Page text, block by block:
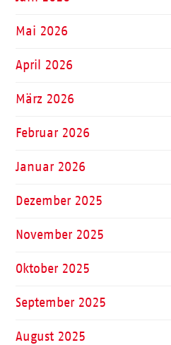
Mai 2026
April 2026
März 2026
Februar 2026
Januar 2026
Dezember 2025
November 2025
Oktober 2025
September 2025
August 2025